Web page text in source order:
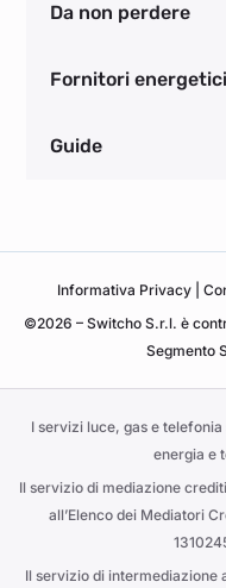
Da non perdere
Fornitori energetici
Guide
Informativa Privacy
©2026 – Switcho S.r.l. è
Segmento
I servizi luce, gas e
energia e
Il servizio di mediazione
all’Elenco dei Mediatori
Il servizio di